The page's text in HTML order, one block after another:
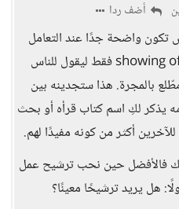
أضف ردا
تكون واضحة جدًا عند التعامل
معها. يصنع حالة من الshowing off فقط ليقول للناس
بالمجرة. هذا ستجدينه بين
يذكر لكِ اسم كتاب قرأه أو بحث
أكثر من كونه مفيدًا لهم.
فالأفضل حين نحب ترشيح عمل
هل يريد ترشيحًا معينًا؟